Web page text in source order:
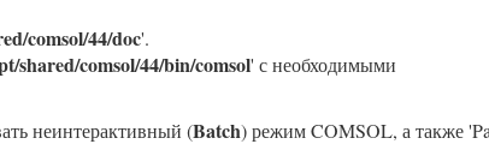
comsol/44/doc'.
shared/comsol/44/bin/comsol' с необходимыми
неинтерактивный (Batch) режим COMSOL, а также